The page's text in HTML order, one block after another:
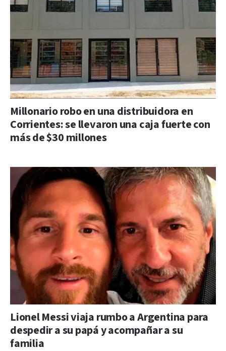
Millonario robo en una distribuidora en
Corrientes: se llevaron una caja fuerte con
más de $30 millones
Lionel Messi viaja rumbo a Argentina para
despedir a su papá y acompañar a su
familia